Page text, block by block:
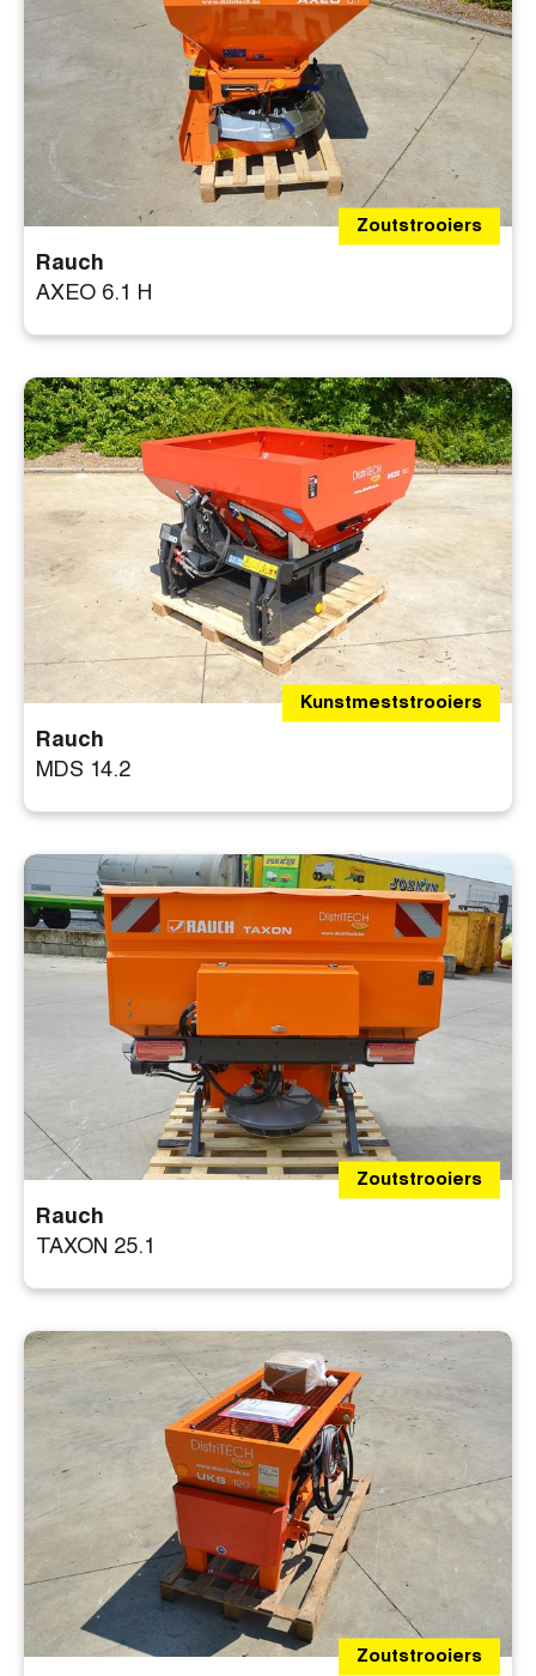
Rauch
AXEO 6.1 H
Zoutstrooiers
Rauch
MDS 14.2
Kunstmeststrooiers
Rauch
TAXON 25.1
Zoutstrooiers
Zoutstrooiers